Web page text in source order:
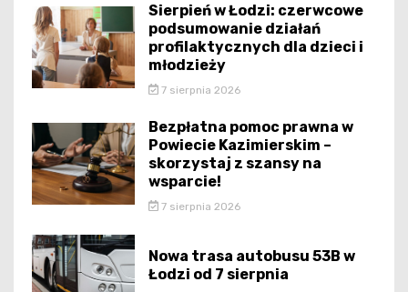
Sierpień w Łodzi: czerwcowe
podsumowanie działań
profilaktycznych dla dzieci i
młodzieży
7 sierpnia 2026
Bezpłatna pomoc prawna w
Powiecie Kazimierskim –
skorzystaj z szansy na
wsparcie!
7 sierpnia 2026
Nowa trasa autobusu 53B w
Łodzi od 7 sierpnia